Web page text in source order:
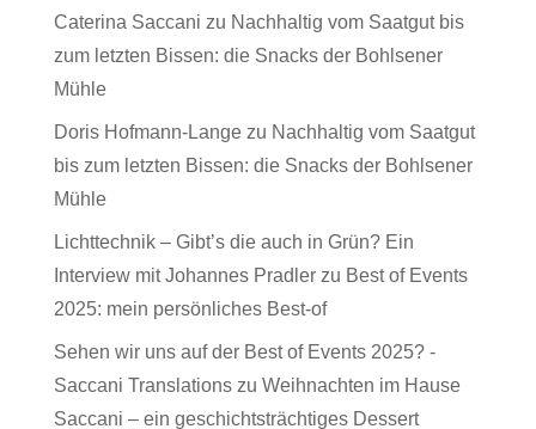
Caterina Saccani zu Nachhaltig vom Saatgut bis
zum letzten Bissen: die Snacks der Bohlsener
Mühle
Doris Hofmann-Langezu Nachhaltig vom Saatgut
bis zum letzten Bissen: die Snacks der Bohlsener
Mühle
Lichttechnik – Gibt’s die auch in Grün? Ein
Interview mit Johannes Pradlerzu Best of Events
2025: mein persönliches Best-of
Sehen wir uns auf der Best of Events 2025? -
Saccani Translationszu Weihnachten im Hause
Saccani – ein geschichtsträchtiges Dessert